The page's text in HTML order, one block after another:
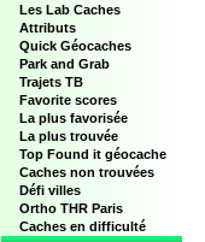
Les Lab Caches
Attributs
Quick Géocaches
Park and Grab
Trajets TB
Favorite scores
La plus favorisée
La plus trouvée
Top Found it géocache
Caches non trouvées
Défi villes
Ortho THR Paris
Caches en difficulté